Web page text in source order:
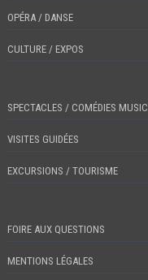
OPÉRA / DANSE
CULTURE / EXPOS
SPECTACLES / COMÉDIES
VISITES GUIDÉES
EXCURSIONS / TOURISME
FOIRE AUX QUESTIONS
MENTIONS LÉGALES